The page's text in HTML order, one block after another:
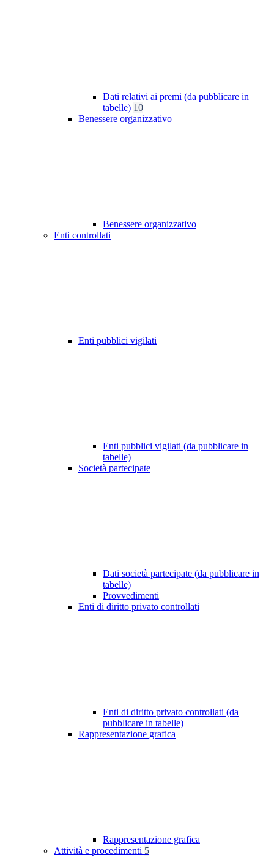
Dati relativi ai premi (da pubblicare in
tabelle) 10
Benessere organizzativo
Benessere organizzativo
Enti controllati
Enti pubblici vigilati
Enti pubblici vigilati (da pubblicare in
tabelle)
Società partecipate
Dati società partecipate (da pubblicare in
tabelle)
Provvedimenti
Enti di diritto privato controllati
Enti di diritto privato controllati (da
pubblicare in tabelle)
Rappresentazione grafica
Rappresentazione grafica
Attività e procedimenti 5